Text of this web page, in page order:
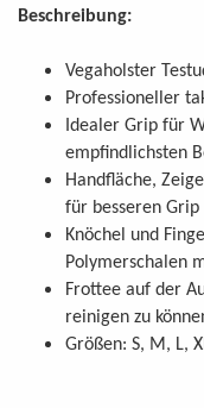
Beschreibung:
Vegaholster
Professioneller
Idealer Grip für
empfindlichsten
Handfläche,
für besseren Grip
Knöchel und
Polymerschalen
Frottee auf der
reinigen zu
Größen: S, M, L,